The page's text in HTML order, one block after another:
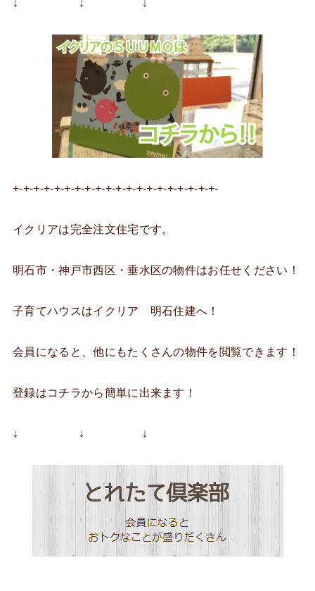
↓ ↓ ↓
+-+-+-+-+-+-+-+-+-+-+-+-+-+-+-+-+-+-+-+-
イクリアは完全注文住宅です。
明石市・神戸市西区・垂水区の物件はお任せください！
子育てハウスはイクリア 明石住建へ！
会員になると、他にもたくさんの物件を閲覧できます！
登録はコチラから簡単に出来ます！
↓ ↓ ↓